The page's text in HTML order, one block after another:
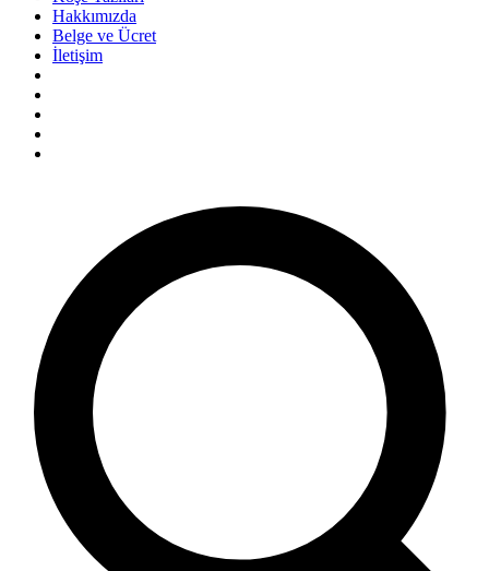
Hakkımızda
Belge ve Ücret
İletişim